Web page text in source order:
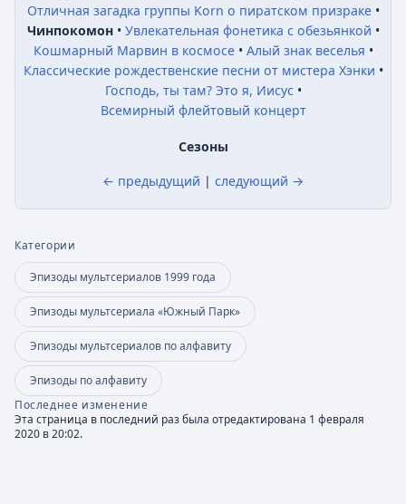
Отличная загадка группы Korn о пиратском призраке
Чинпокомон
Увлекательная фонетика с обезьянкой
Кошмарный Марвин в космосе
Алый знак веселья
Классические рождественские песни от мистера Хэнки
Господь, ты там? Это я, Иисус
Всемирный флейтовый концерт
Сезоны
← предыдущий | следующий →
Категории
Эпизоды мультсериалов 1999 года
Эпизоды мультсериала «Южный Парк»
Эпизоды мультсериалов по алфавиту
Эпизоды по алфавиту
Последнее изменение
Эта страница в последний раз была отредактирована 1 февраля
2020 в 20:02.